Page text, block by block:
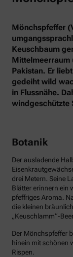
Mönchspfeffer
Keuschbaum
Mittelmeerraum
Pakistan. Er
gedeiht wild
in Flussnähe.
windgeschützte
Botanik
Der ausladende
drei Metern. Seine
Blätter erinnern ein
pfeffriges Aroma.
die kleinen
„Keuschlamm“-
Der Mönchspfeffer
hinein mit schönen
Rispen.